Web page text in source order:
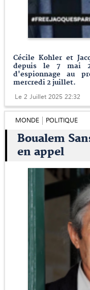
Cécile Kohler et
depuis le 7 mai
d'espionnage au
mercredi 2 juillet.
Le 2 Juillet 2025 22:32
MONDE POLITIQUE
Boualem
en appel